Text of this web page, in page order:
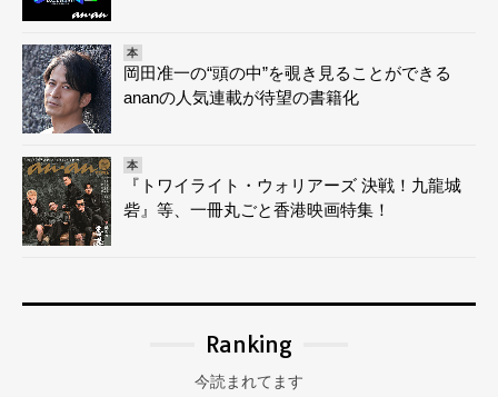
本
岡田准一の“頭の中”を覗き見ることができる
ananの人気連載が待望の書籍化
本
『トワイライト・ウォリアーズ 決戦！九龍城
砦』等、一冊丸ごと香港映画特集！
Ranking
今読まれてます